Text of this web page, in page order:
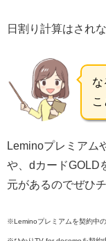
日割り計算はされ
な
こ
Leminoプレミアム
や、dカードGOLD
元があるのでぜひ
※Leminoプレミアムを契約中